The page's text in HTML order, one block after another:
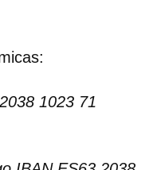
1023 71